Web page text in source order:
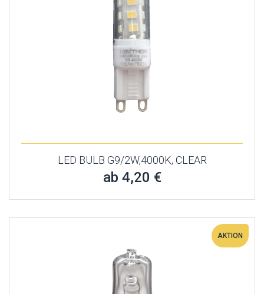
LED BULB G9/2W,4000K, CLEAR
ab 4,20 €
AKTION